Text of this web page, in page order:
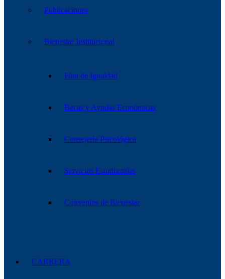
Publicaciones
Bienestar Institucional
Plan de Igualdad
Becas y Ayudas Económicas
Consejería Psicológica
Servicios Estudiantiles
Convenios de Bienestar
CARRERA